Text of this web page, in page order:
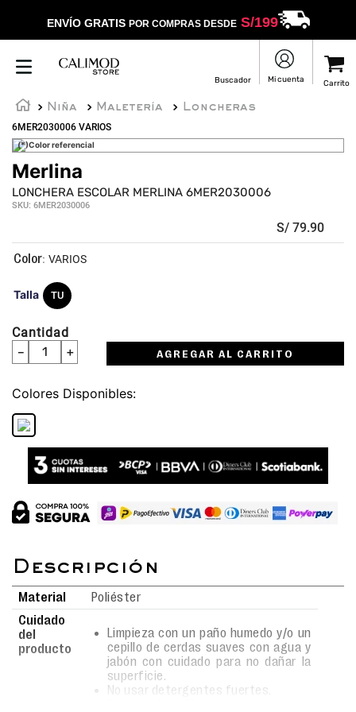
ENVÍO GRATIS POR COMPRAS DESDES/199
Niña Maletería
Loncheras
6MER2030006 VARIOS
(*)Color referencial
Merlina
LONCHERA ESCOLAR MERLINA 6MER2030006
SKU: 6MER2030006
S/ 79.90
Talla TU
: VARIOS
Cantidad
＋
－ AGREGAR AL CARRITO
Colores
Material
Poliéster
Cuidado
del
producto
Limpieza con un paño humedo y/o un
cepillo de cerdas suaves con agua y
jabón con cuidado para no dañar la
superficie.
No usar detergentes fuertes.